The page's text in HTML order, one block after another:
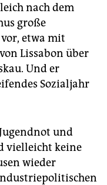
nach dem
große
etwa mit
Lissabon über
Und er
Sozialjahr
und
vielleicht keine
wieder